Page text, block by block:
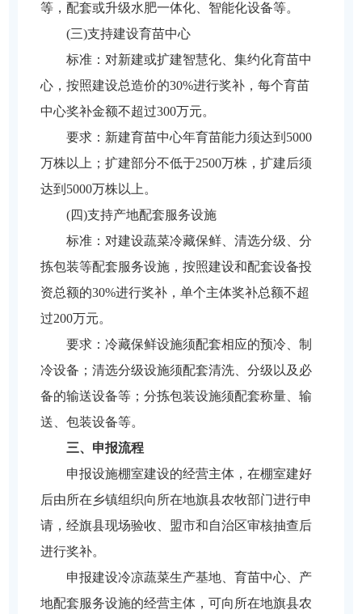
等，配套或升级水肥一体化、智能化设备等。
(三)支持建设育苗中心
标准：对新建或扩建智慧化、集约化育苗中
心，按照建设总造价的30%进行奖补，每个育苗
中心奖补金额不超过300万元。
要求：新建育苗中心年育苗能力须达到5000
万株以上；扩建部分不低于2500万株，扩建后须
达到5000万株以上。
(四)支持产地配套服务设施
标准：对建设蔬菜冷藏保鲜、清选分级、分
拣包装等配套服务设施，按照建设和配套设备投
资总额的30%进行奖补，单个主体奖补总额不超
过200万元。
要求：冷藏保鲜设施须配套相应的预冷、制
冷设备；清选分级设施须配套清洗、分级以及必
备的输送设备等；分拣包装设施须配套称量、输
送、包装设备等。
三、申报流程
申报设施棚室建设的经营主体，在棚室建好
后由所在乡镇组织向所在地旗县农牧部门进行申
请，经旗县现场验收、盟市和自治区审核抽查后
进行奖补。
申报建设冷凉蔬菜生产基地、育苗中心、产
地配套服务设施的经营主体，可向所在地旗县农